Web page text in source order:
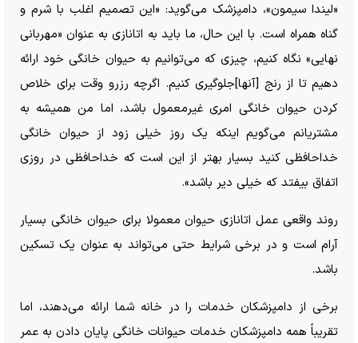
«لیندا سیمون»، دامپزشک می‌گوید: «این تصمیم اغلب با شرم و
گناه همراه است. با این حال، ما باید به اتانازی به عنوان «مهربانی
نهایی» نگاه کنیم، چیزی که می‌توانیم به حیوان خانگی خود ارائه
دهیم تا از رنج [آنها]جلوگیری کنیم. اگرچه رزرو وقت برای خلاص
کردن حیوان خانگی امری غیرمعمول باشد، اما من همیشه به
مشتریانم می‌گویم اینکه یک روز خیلی زود از حیوان خانگی
خداحافظی کنید بسیار بهتر از این است که خداحافظی در روزی
اتفاق بیفتد که خیلی دیر باشد».
روند واقعی عمل اتانازی حیوان معمولا برای حیوان خانگی بسیار
آرام است و در برخی شرایط حتی می‌تواند به عنوان یک تسکین
باشد.
برخی از دامپزشکان خدمات را در خانه شما ارائه می‌دهند، اما
تقریباً همه دامپزشکان خدمات حیوانات خانگی پایان دادن به عمر